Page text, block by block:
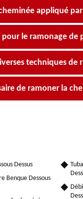
appliqué
le ramonage de
techniques de
de ramoner la
Dessus
Benque Dessous